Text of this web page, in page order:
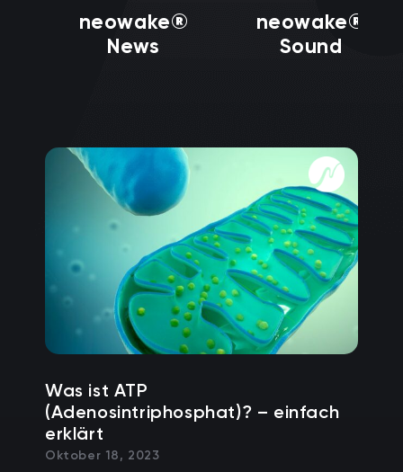
neowake®
News
neowake®
Sound
Was ist ATP
(Adenosintriphosphat)? – einfach
erklärt
Oktober 18, 2023